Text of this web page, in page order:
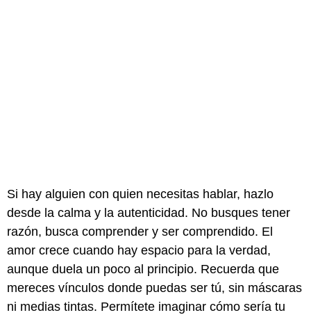
Si hay alguien con quien necesitas hablar, hazlo
desde la calma y la autenticidad. No busques tener
razón, busca comprender y ser comprendido. El
amor crece cuando hay espacio para la verdad,
aunque duela un poco al principio. Recuerda que
mereces vínculos donde puedas ser tú, sin máscaras
ni medias tintas. Permítete imaginar cómo sería tu